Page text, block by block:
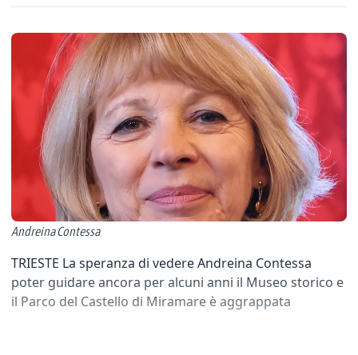
Andreina Contessa
TRIESTE La speranza di vedere Andreina Contessa
poter guidare ancora per alcuni anni il Museo storico e
il Parco del Castello di Miramare è aggrappata